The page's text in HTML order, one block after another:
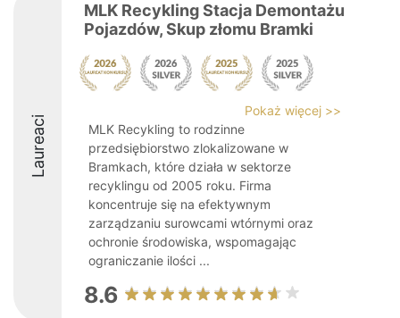
Laureaci
MLK Recykling Stacja Demontażu
Pojazdów, Skup złomu Bramki
Pokaż więcej >>
MLK Recykling to rodzinne
przedsiębiorstwo zlokalizowane w
Bramkach, które działa w sektorze
recyklingu od 2005 roku. Firma
koncentruje się na efektywnym
zarządzaniu surowcami wtórnymi oraz
ochronie środowiska, wspomagając
ograniczanie ilości ...
8.6